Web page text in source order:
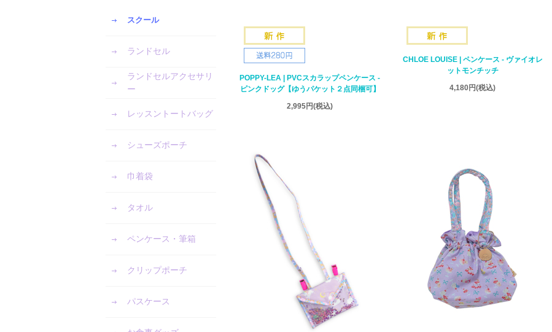
スクール
ランドセル
ランドセルアクセサリ
ー
レッスントートバッグ
シューズポーチ
巾着袋
タオル
ペンケース・筆箱
クリップポーチ
パスケース
POPPY-LEA | PVCスカラップペンケース -
ピンクドッグ【ゆうパケット２点同梱可】
2,995円(税込)
CHLOE LOUISE | ペンケース - ヴァイオレ
ットモンチッチ
4,180円(税込)